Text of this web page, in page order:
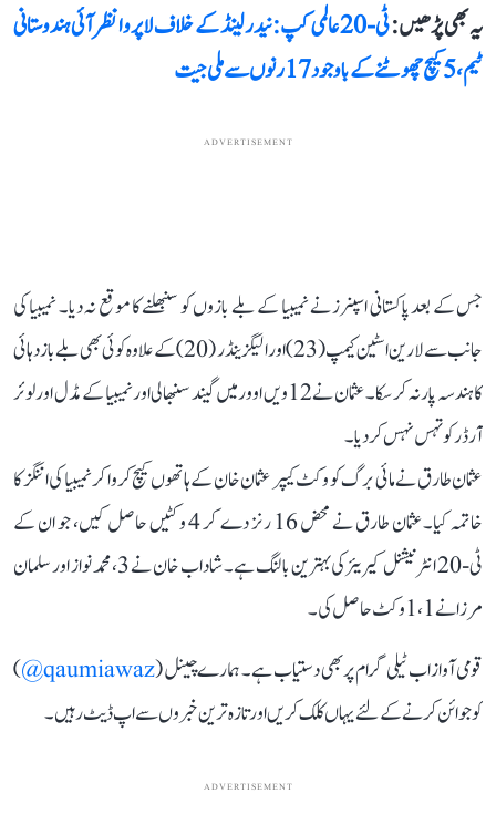
یہ بھی پڑھیں :
ٹی-20 عالمی کپ: نیدرلینڈ کے خلاف لاپروا نظر آئی ہندوستانی
ٹیم، 5 کیچ چھوٹنے کے باوجود 17 رنوں سے ملی جیت
ADVERTISEMENT
جس کے بعد پاکستانی اسپنرز نے نمیبیا کے بلے بازوں کو سنبھلنے کا موقع نہ دیا۔ نمیبیا کی
جانب سے لارین اسٹین کیمپ (23) اور الیگزینڈر (20) کے علاوہ کوئی بھی بلے باز دہائی
کا ہندسہ پار نہ کر سکا۔ عثمان نے 12ویں اوور میں گیند سنبھالی اور نمیبیا کے مڈل اور لوئر
آرڈر کو تہس نہس کر دیا۔
عثمان طارق نے مائی برگ کو وکٹ کیپر عثمان خان کے ہاتھوں کیچ کروا کر نمیبیا کی اننگز کا
خاتمہ کیا۔عثمان طارق نے محض 16 رنز دے کر 4 وکٹیں حاصل کیں، جو ان کے
ٹی-20 انٹرنیشنل کیریئر کی بہترین بالنگ ہے۔ شاداب خان نے 3، محمد نواز اور سلمان
مرزا نے 1،1 وکٹ حاصل کی۔
قومی آواز اب ٹیلی گرام پر بھی دستیاب ہے۔ ہمارے چینل (qaumiawaz@
)
کو جوائن کرنے کے لئے یہاں کلک کریں اور تازہ ترین خبروں سے اپ ڈیٹ رہیں۔
ADVERTISEMENT